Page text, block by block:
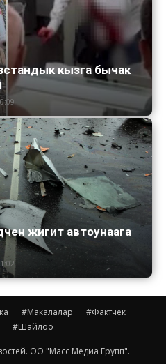
кызга бычак
жигит автоунаага
#Макалалар
#Фактчек
#Шайлоо
ОО "Масс Медиа Групп".